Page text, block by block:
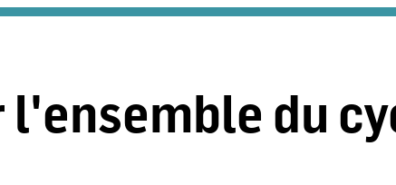
du